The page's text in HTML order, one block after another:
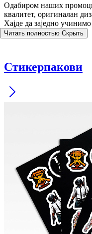
Одабиром наших
квалитет, оригиналан
Хајде да заједно
Читать полностью Скрыть
Стикерпакови